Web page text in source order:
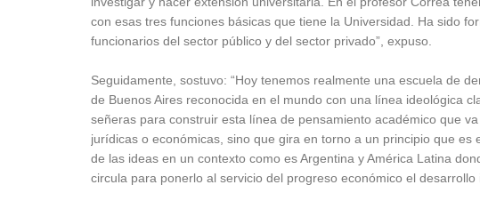
con esas tres funciones básicas que tiene la Universidad. Ha sido
funcionarios del sector público y del sector privado”, expuso.
Seguidamente, sostuvo: “Hoy tenemos realmente una escuela de
de Buenos Aires reconocida en el mundo con una línea ideológica
señeras para construir esta línea de pensamiento académico que
jurídicas o económicas, sino que gira en torno a un principio que es
de las ideas en un contexto como es Argentina y América Latina
circula para ponerlo al servicio del progreso económico el desarrollo